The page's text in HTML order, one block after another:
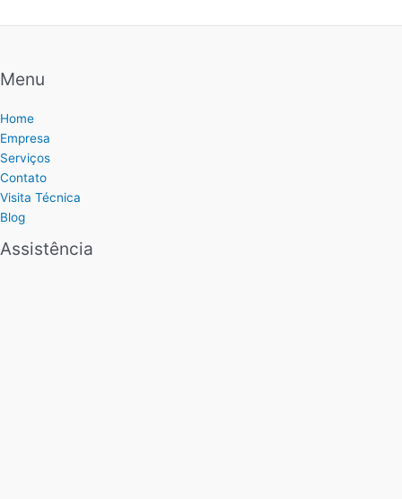
Menu
Home
Empresa
Serviços
Contato
Visita Técnica
Blog
Assistência